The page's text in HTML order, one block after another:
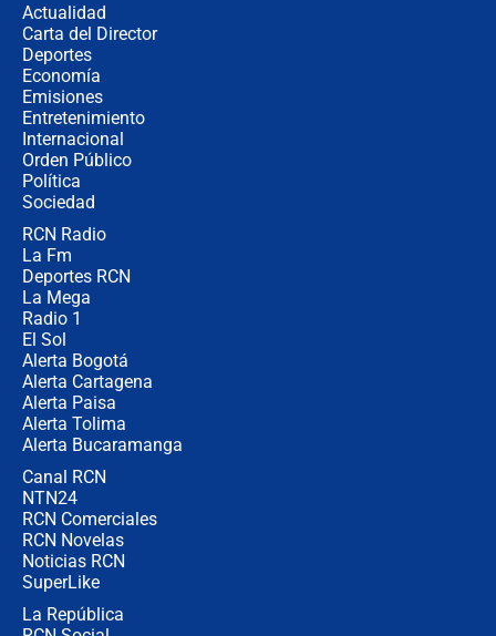
Actualidad
Carta del Director
Deportes
Economía
Emisiones
Entretenimiento
Internacional
Orden Público
Política
Sociedad
RCN Radio
La Fm
Deportes RCN
La Mega
Radio 1
El Sol
Alerta Bogotá
Alerta Cartagena
Alerta Paisa
Alerta Tolima
Alerta Bucaramanga
Canal RCN
NTN24
RCN Comerciales
RCN Novelas
Noticias RCN
SuperLike
La República